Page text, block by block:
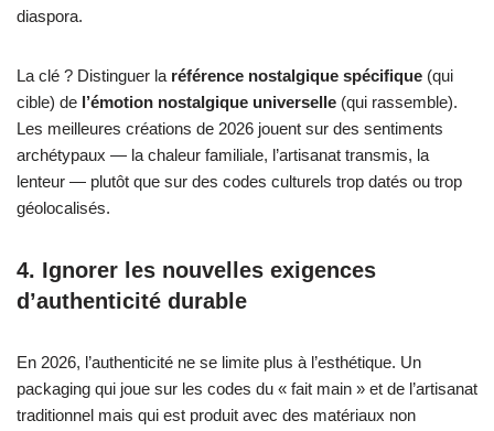
diaspora.
La clé ? Distinguer la référence nostalgique spécifique (qui
cible) de l’émotion nostalgique universelle (qui rassemble).
Les meilleures créations de 2026 jouent sur des sentiments
archétypaux — la chaleur familiale, l’artisanat transmis, la
lenteur — plutôt que sur des codes culturels trop datés ou trop
géolocalisés.
4. Ignorer les nouvelles exigences
d’authenticité durable
En 2026, l’authenticité ne se limite plus à l’esthétique. Un
packaging qui joue sur les codes du « fait main » et de l’artisanat
traditionnel mais qui est produit avec des matériaux non